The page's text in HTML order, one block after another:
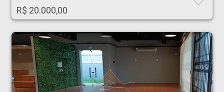
R$ 20.000,00